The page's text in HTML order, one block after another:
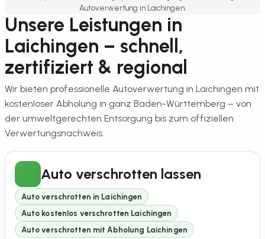
Autoverwertung in Laichingen.
Unsere Leistungen in
Laichingen – schnell,
zertifiziert & regional
Wir bieten professionelle Autoverwertung in Laichingen mit
kostenloser Abholung in ganz Baden-Württemberg – von
der umweltgerechten Entsorgung bis zum offiziellen
Verwertungsnachweis.
Auto verschrotten lassen
Auto verschrotten in Laichingen
Auto kostenlos verschrotten Laichingen
Auto verschrotten mit Abholung Laichingen